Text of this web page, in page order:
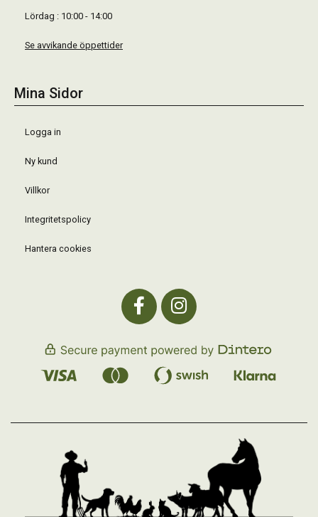
Lördag : 10:00 - 14:00
Se avvikande öppettider
Mina Sidor
Logga in
Ny kund
Villkor
Integritetspolicy
Hantera cookies